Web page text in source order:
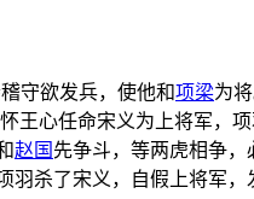
守欲发兵，使他和项梁为
心任命宋义为上将军，
赵国 先争斗，等两虎相争
杀了宋义，自假上将军